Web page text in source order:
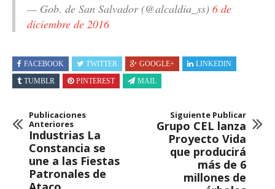
— Gob. de San Salvador (@alcaldia_ss) 6 de
diciembre de 2016
FACEBOOK TWITTER GOOGLE+
LINKEDIN
TUMBLR
PINTEREST MAIL
Publicaciones
Anteriores
Industrias La
Constancia se
une a las Fiestas
Patronales de
Siguiente Publicar
Grupo CEL lanza
Proyecto Vida
que producirá
más de 6
millones de